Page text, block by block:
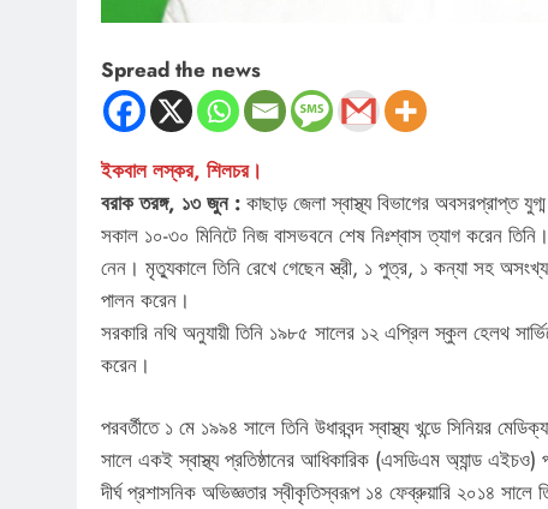
Spread the news
ইকবাল লস্কর, শিলচর।
বরাক তরঙ্গ, ১৩ জুন : কাছাড় জেলা স্বাস্থ্য বিভাগের অবসরপ্রাপ্ত
সকাল ১০-৩০ মিনিটে নিজ বাসভবনে শেষ নিঃশ্বাস ত্যাগ করেন
নেন। মৃত্যুকালে তিনি রেখে গেছেন স্ত্রী, ১ পুত্র, ১ কন্যা সহ
পালন করেন।
সরকারি নথি অনুযায়ী তিনি ১৯৮৫ সালের ১২ এপ্রিল স্কুল হেলথ
করেন।
পরবর্তীতে ১ মে ১৯৯৪ সালে তিনি উধারবন্দ স্বাস্থ্য খন্ডে সিনিয়র
সালে একই স্বাস্থ্য প্রতিষ্ঠানের আধিকারিক (এসডিএম অ্যান্ড
দীর্ঘ প্রশাসনিক অভিজ্ঞতার স্বীকৃতিস্বরূপ ১৪ ফেব্রুয়ারি ২০১৪